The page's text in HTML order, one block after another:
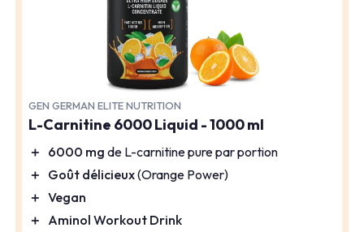
GEN GERMAN ELITE NUTRITION
L-Carnitine 6000 Liquid - 1000 ml
＋ 6000 mg de L-carnitine pure par portion
＋ Goût délicieux(Orange Power)
＋ Vegan
＋ Aminol Workout Drink